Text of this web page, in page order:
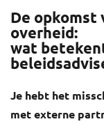
De opkomst
overheid:
wat
Je hebt het
met externe